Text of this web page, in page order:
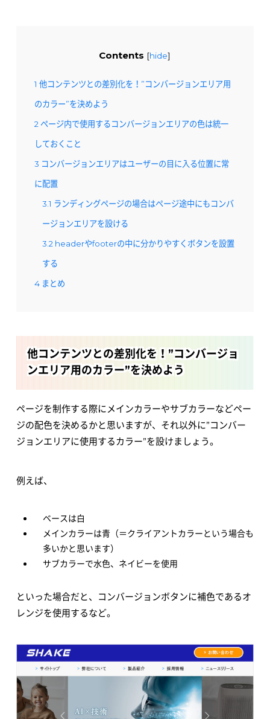
Contents [hide]
1 他コンテンツとの差別化を！”コンバージョンエリア用
のカラー”を決めよう
2 ページ内で使用するコンバージョンエリアの色は統一
しておくこと
3 コンバージョンエリアはユーザーの目に入る位置に常
に配置
3.1 ランディングページの場合はページ途中にもコンバ
ージョンエリアを設ける
3.2 headerやfooterの中に分かりやすくボタンを設置
する
4まとめ
他コンテンツとの差別化を！”コンバージョ
ンエリア用のカラー”を決めよう
ページを制作する際にメインカラーやサブカラーなどペー
ジの配色を決めるかと思いますが、それ以外に”コンバー
ジョンエリアに使用するカラー”を設けましょう。
例えば、
ベースは白
メインカラーは青（＝クライアントカラーという場合も
多いかと思います）
サブカラーで水色、ネイビーを使用
といった場合だと、コンバージョンボタンに補色であるオ
レンジを使用するなど。